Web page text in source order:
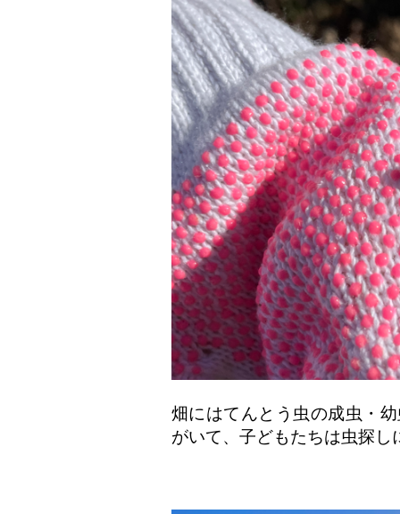
畑にはてんとう虫の成虫・
がいて、子どもたちは虫探し